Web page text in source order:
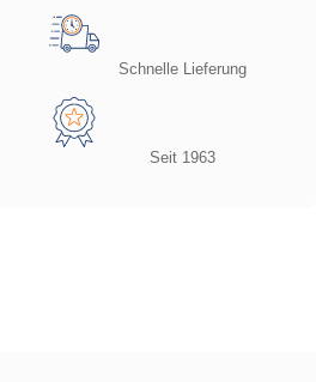
Schnelle Lieferung
Seit 1963